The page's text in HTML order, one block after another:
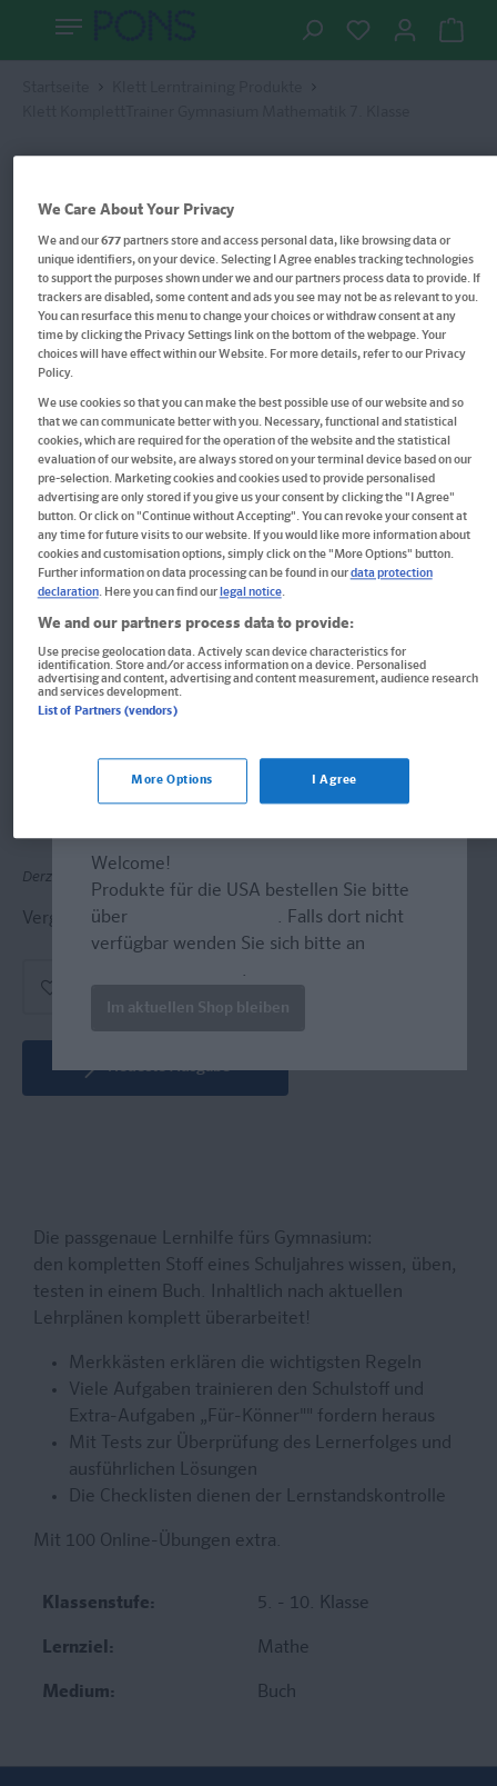
Klett KomplettTrainer
Gymnasium Mathematik 7.
Klasse
Buch
ISBN: 978-3-12-927365-4
Informationen für Lehrer:innen und Referendar:innen
Derzeit nicht erhältlich.
Vergriffen, wird abgel�st durch neue Ausgabe.
Neueste Ausgabe
Die passgenaue Lernhilfe fürs Gymnasium:
den kompletten Stoff eines Schuljahres wissen, üben,
testen in einem Buch. Inhaltlich nach aktuellen
Lehrplänen komplett überarbeitet!
Merkkästen erklären die wichtigsten Regeln
Viele Aufgaben trainieren den Schulstoff und
Extra-Aufgaben „Für-Könner"" fordern heraus
Mit Tests zur Überprüfung des Lernerfolges und
ausführlichen Lösungen
Die Checklisten dienen der Lernstandskontrolle
Mit 100 Online-Übungen extra.
Klassenstufe: 5. - 10. Klasse
Lernziel: Mathe
Medium: Buch
Welcome!
Produkte für die USA bestellen Sie bitte
über
. Falls dort nicht
verfügbar wenden Sie sich bitte an
.
Im aktuellen Shop bleiben
We Care About Your Privacy
We and our677partners store and access personal data, like browsing data or
unique identifiers, on your device. Selecting I Agree enables tracking technologies
to support the purposes shown under we and our partners process data to provide. If
trackers are disabled, some content and ads you see may not be as relevant to you.
You can resurface this menu to change your choices or withdraw consent at any
time by clicking the Privacy Settings link on the bottom of the webpage. Your
choices will have effect within our Website. For more details, refer to our Privacy
Policy.
We use cookies so that you can make the best possible use of our website and so
that we can communicate better with you. Necessary, functional and statistical
cookies, which are required for the operation of the website and the statistical
evaluation of our website, are always stored on your terminal device based on our
pre-selection. Marketing cookies and cookies used to provide personalised
advertising are only stored if you give us your consent by clicking the "I Agree"
button. Or click on "Continue without Accepting". You can revoke your consent at
any time for future visits to our website. If you would like more information about
cookies and customisation options, simply click on the "More Options" button.
Further information on data processing can be found in ourdata protection
declaration. Here you can find our legal notice.
We and our partners process data to provide:
Use precise geolocation data. Actively scan device characteristics for
identification. Store and/or access information on a device. Personalised
advertising and content, advertising and content measurement, audience research
and services development.
List of Partners (vendors)
More Options I Agree